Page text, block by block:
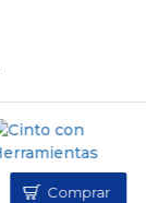
Comprar